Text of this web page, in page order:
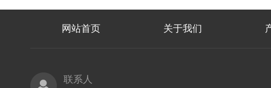
网站首页 关于我们
联系人